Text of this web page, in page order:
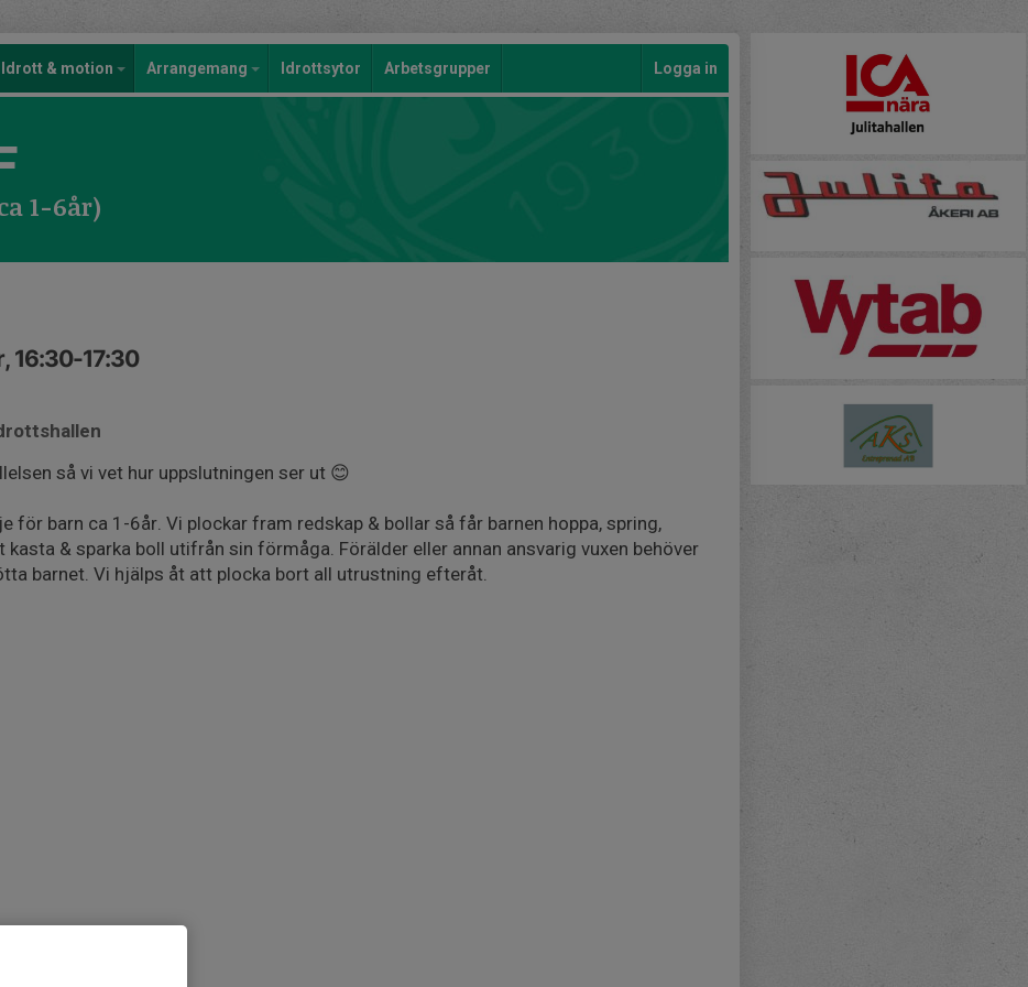
& motion Arrangemang Idrottsytor Arbetsgrupper Logga in
1-6år)
16:30-17:30
så vi vet hur uppslutningen ser ut 😊
för barn ca 1-6år. Vi plockar fram redskap & bollar så får barnen hoppa, spring,
kasta & sparka boll utifrån sin förmåga. Förälder eller annan ansvarig vuxen behöver
barnet. Vi hjälps åt att plocka bort all utrustning efteråt.